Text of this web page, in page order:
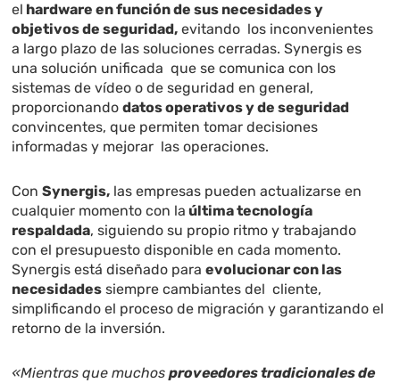
el hardware en función de sus necesidades y
objetivos de seguridad, evitando los inconvenientes
a largo plazo de las soluciones cerradas. Synergis es
una solución unificada que se comunica con los
sistemas de vídeo o de seguridad en general,
proporcionandodatos operativos y de seguridad
convincentes, que permiten tomar decisiones
informadas y mejorar las operaciones.
ConSynergis, las empresas pueden actualizarse en
cualquier momento con la últimatecnología
respaldada, siguiendo su propio ritmo y trabajando
con el presupuesto disponible en cada momento.
Synergis está diseñado paraevolucionar con las
necesidades siempre cambiantes del cliente,
simplificando el proceso de migración y garantizando el
retorno de la inversión.
«Mientras que muchosproveedores tradicionales de